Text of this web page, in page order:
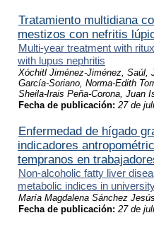
Tratamiento multidiana
mestizos con nefritis
Multi-year treatment with
with lupus nephritis
Xóchitl Jiménez-Jiménez, Saúl,
García-Soriano, Norma-Edith
Sheila-Irais Peña-Corona, Juan
Fecha de publicación: 27 de
Enfermedad de hígado
indicadores
tempranos en
Non-alcoholic fatty liver
metabolic indices in
María Magdalena Sánchez
Fecha de publicación: 27 de